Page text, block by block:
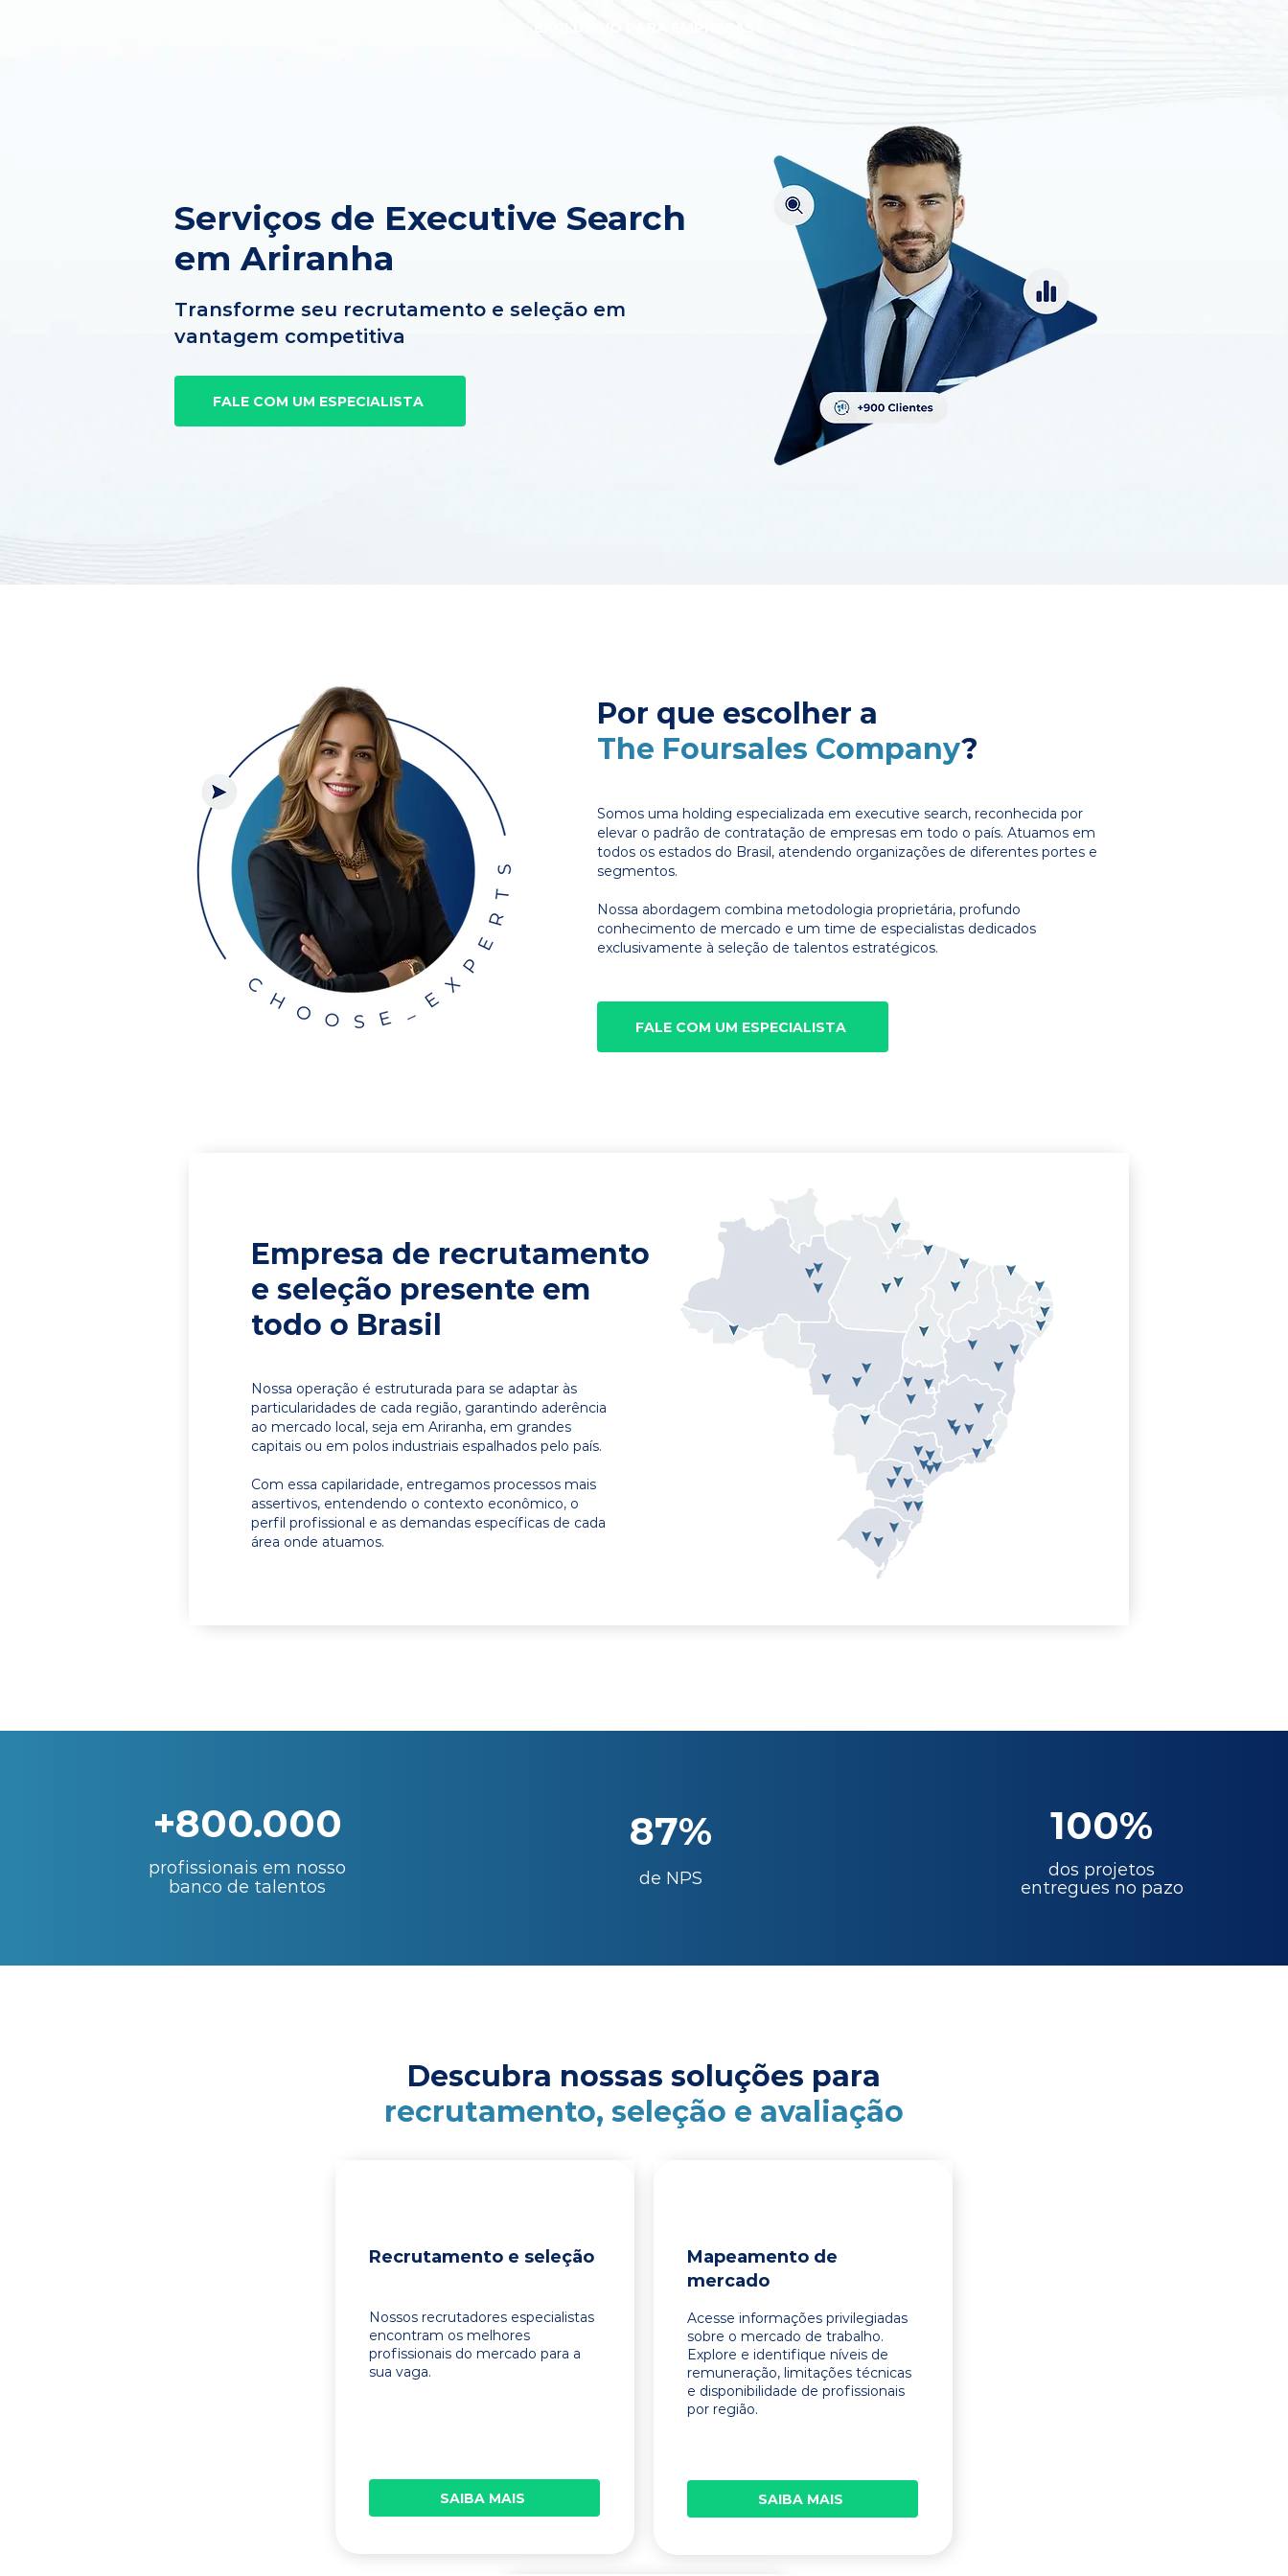
Serviços de Executive Search
em Ariranha
Transforme seu recrutamento e seleção em
vantagem competitiva
FALE COM UM ESPECIALISTA
Por que escolher a
The Foursales Company?
Somos uma holding especializada em executive search, reconhecida por
elevar o padrão de contratação de empresas em todo o país. Atuamos em
todos os estados do Brasil, atendendo organizações de diferentes portes e
segmentos.
Nossa abordagem combina metodologia proprietária, profundo
conhecimento de mercado e um time de especialistas dedicados
exclusivamente à seleção de talentos estratégicos.
FALE COM UM ESPECIALISTA
Empresa de recrutamento
e seleção presente em
todo o Brasil
Nossa operação é estruturada para se adaptar às
particularidades de cada região, garantindo aderência
ao mercado local, seja em Ariranha, em grandes
capitais ou em polos industriais espalhados pelo país.
Com essa capilaridade, entregamos processos mais
assertivos, entendendo o contexto econômico, o
perfil profissional e as demandas específicas de cada
área onde atuamos.
+800.000
profissionais em nosso
banco de talentos
87%
de NPS
100%
dos projetos
entregues no pazo
Descubra nossas soluções para
recrutamento, seleção e avaliação
Recrutamento e seleção
Nossos recrutadores especialistas
encontram os melhores
profissionais do mercado para a
sua vaga.
SAIBA MAIS
Mapeamento de
mercado
Acesse informações privilegiadas
sobre o mercado de trabalho.
Explore e identifique níveis de
remuneração, limitações técnicas
e disponibilidade de profissionais
por região.
SAIBA MAIS